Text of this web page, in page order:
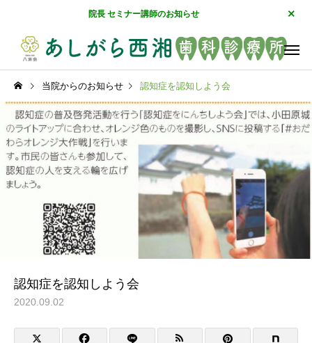
院長 セミナー講師のお知らせ
むし歯治
当院からのお知らせ 認知症を認知しよう会
認知症を認知しよう会
2020.09.02